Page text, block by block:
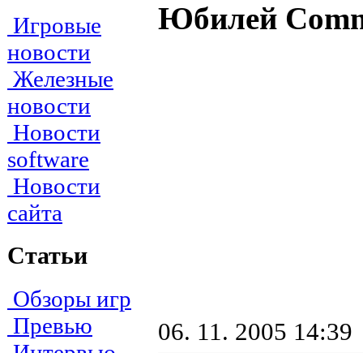
Игровые
новости
Железные
новости
Новости
software
Новости
сайта
Статьи
Обзоры игр
Превью
Юбилей
06. 11. 2005 14:39